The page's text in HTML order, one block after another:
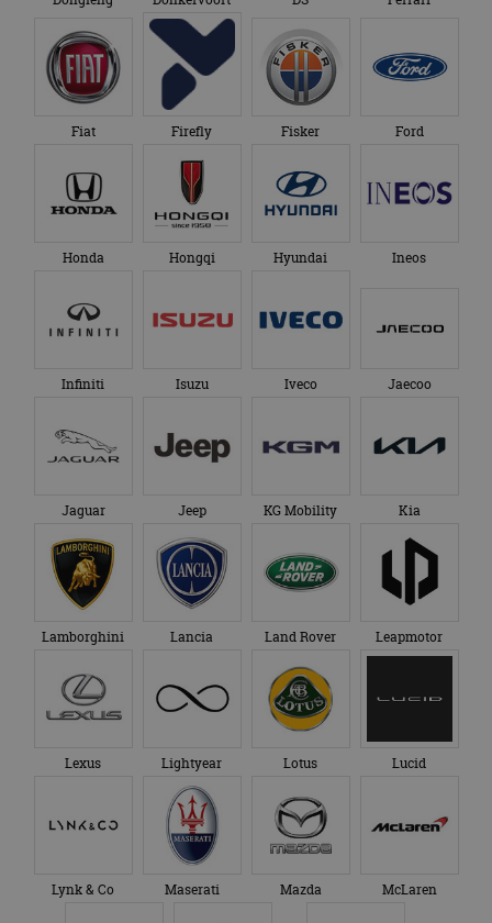
Fiat Firefly Fisker Ford
Honda Hongqi Hyundai Ineos
Infiniti Isuzu Iveco Jaecoo
Jaguar Jeep KG Mobility Kia
Lamborghini Lancia Land Rover Leapmotor
Lexus Lightyear Lotus Lucid
Lynk & Co Maserati Mazda McLaren